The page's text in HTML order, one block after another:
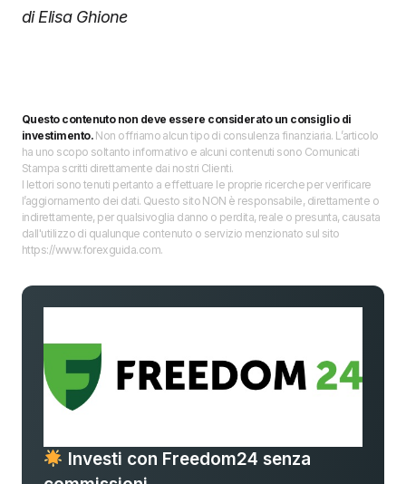
di Elisa Ghione
Questo contenuto non deve essere considerato un consiglio di
investimento.Non offriamo alcun tipo di consulenza finanziaria. L’articolo
ha uno scopo soltanto informativo e alcuni contenuti sono Comunicati
Stampa scritti direttamente dai nostri Clienti.
I lettori sono tenuti pertanto a effettuare le proprie ricerche per verificare
l’aggiornamento dei dati. Questo sito NON è responsabile, direttamente o
indirettamente, per qualsivoglia danno o perdita, reale o presunta, causata
dall'utilizzo di qualunque contenuto o servizio menzionato sul sito
https://www.forexguida.com.
Investi con Freedom24 senza